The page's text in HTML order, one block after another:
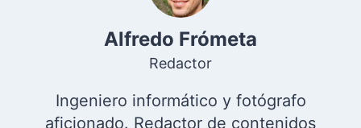
Alfredo Frómeta
Redactor
Ingeniero informático y fotógrafo
aficionado. Redactor de contenidos